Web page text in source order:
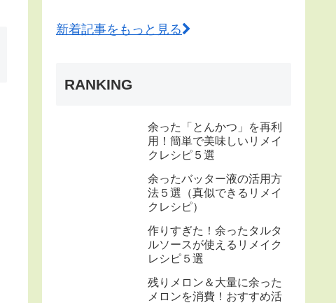
新着記事をもっと見る
RANKING
余った「とんかつ」を再利
用！簡単で美味しいリメイ
クレシピ５選
余ったバッター液の活用方
法５選（真似できるリメイ
クレシピ）
作りすぎた！余ったタルタ
ルソースが使えるリメイク
レシピ５選
残りメロン＆大量に余った
メロンを消費！おすすめ活